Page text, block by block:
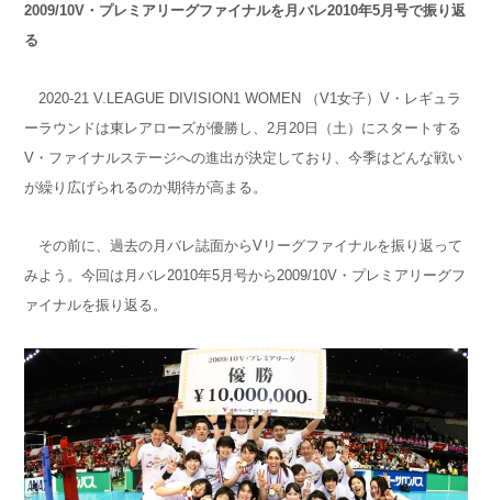
2009/10V ・プレミアリーグファイナルを月バレ2010年5月号で振り返
る
2020-21 V.LEAGUE DIVISION1 WOMEN （V1女子）V・レギュラ
ーラウンドは東レアローズが優勝し、2月20日（土）にスタートする
V・ファイナルステージへの進出が決定しており、今季はどんな戦い
が繰り広げられるのか期待が高まる。
その前に、過去の月バレ誌面からVリーグファイナルを振り返って
みよう。今回は月バレ2010年5月号から2009/10V・プレミアリーグフ
ァイナルを振り返る。